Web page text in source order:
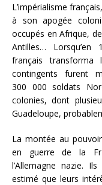
L’impérialisme
à son apogée
occupés en Afrique,
Antilles… Lorsqu’en
français
contingents furent
300 000 soldats
colonies, dont
Guadeloupe,
La montée au pouvoir
en guerre de la
l’Allemagne nazie.
estimé que leurs